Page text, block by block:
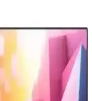
Sorunları ve
yaşanan görüntü
ayarları, HDMI
seçenekleriyle